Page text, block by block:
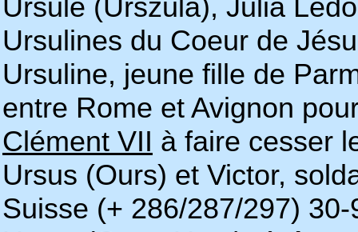
Ursule (Urszula), Julia
Ursulines du Coeur de
Ursuline, jeune fille de
entre Rome et Avignon
Clément VII à faire cesser
Ursus (Ours) et Victor,
Suisse (+ 286/287/297) 30-